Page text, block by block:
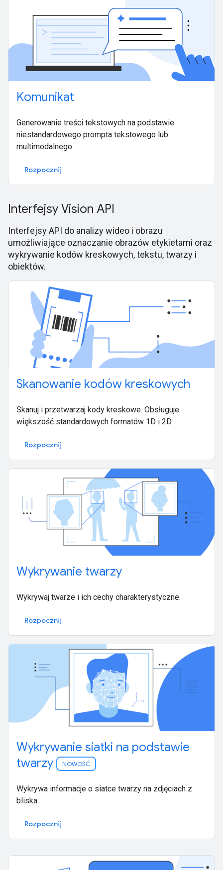
Komunikat
Generowanie treści tekstowych na podstawie
niestandardowego prompta tekstowego lub
multimodalnego.
Rozpocznij
Interfejsy Vision API
Interfejsy API do analizy wideo i obrazu
umożliwiające oznaczanie obrazów etykietami oraz
wykrywanie kodów kreskowych, tekstu, twarzy i
obiektów.
Skanowanie kodów kreskowych
Skanuj i przetwarzaj kody kreskowe. Obsługuje
większość standardowych formatów 1D i 2D.
Rozpocznij
Wykrywanie twarzy
Wykrywaj twarze i ich cechy charakterystyczne.
Rozpocznij
Wykrywanie siatki na podstawie
twarzy
NOWOŚĆ
Wykrywa informacje o siatce twarzy na zdjęciach z
bliska.
Rozpocznij